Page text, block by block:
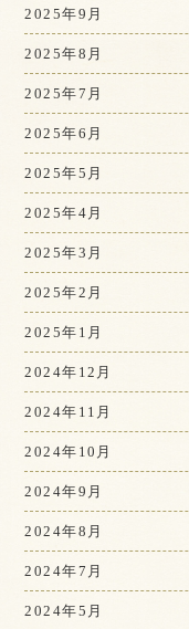
2025年9月
2025年8月
2025年7月
2025年6月
2025年5月
2025年4月
2025年3月
2025年2月
2025年1月
2024年12月
2024年11月
2024年10月
2024年9月
2024年8月
2024年7月
2024年5月